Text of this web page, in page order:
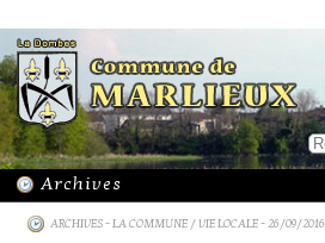
ARCHIVES-LA COMMUNE / VIE LOCALE- 26/09/2016